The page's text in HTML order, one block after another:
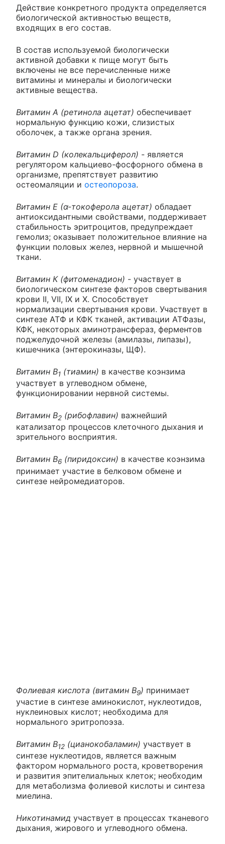
Действие конкретного продукта определяется
биологической активностью веществ,
входящих в его состав.
В состав используемой биологически
активной добавки к пище могут быть
включены не все перечисленные ниже
витамины и минералы и биологически
активные вещества.
Витамин А (ретинола ацетат) обеспечивает
нормальную функцию кожи, слизистых
оболочек, а также органа зрения.
Витамин D (колекальциферол) - является
регулятором кальциево-фосфорного обмена в
организме, препятствует развитию
остеомаляции и остеопороза.
Витамин Е (α-токоферола ацетат) обладает
антиоксидантными свойствами, поддерживает
стабильность эритроцитов, предупреждает
гемолиз; оказывает положительное влияние на
функции половых желез, нервной и мышечной
ткани.
Витамин К (фитоменадион) - участвует в
биологическом синтезе факторов свертывания
крови II, VII, IX и X. Способствует
нормализации свертывания крови. Участвует в
синтезе АТФ и КФК тканей, активации АТФазы,
КФК, некоторых аминотрансфераз, ферментов
поджелудочной железы (амилазы, липазы),
кишечника (энтерокиназы, ЩФ).
Витамин В1 (тиамин) в качестве коэнзима
участвует в углеводном обмене,
функционировании нервной системы.
Витамин В2 (рибофлавин) важнейший
катализатор процессов клеточного дыхания и
зрительного восприятия.
Витамин В6 (пиридоксин) в качестве коэнзима
принимает участие в белковом обмене и
синтезе нейромедиаторов.
Фолиевая кислота (витамин B9) принимает
участие в синтезе аминокислот, нуклеотидов,
нуклеиновых кислот; необходима для
нормального эритропоэза.
Витамин В12 (цианокобаламин) участвует в
синтезе нуклеотидов, является важным
фактором нормального роста, кроветворения
и развития эпителиальных клеток; необходим
для метаболизма фолиевой кислоты и синтеза
миелина.
Никотинамид участвует в процессах тканевого
дыхания, жирового и углеводного обмена.